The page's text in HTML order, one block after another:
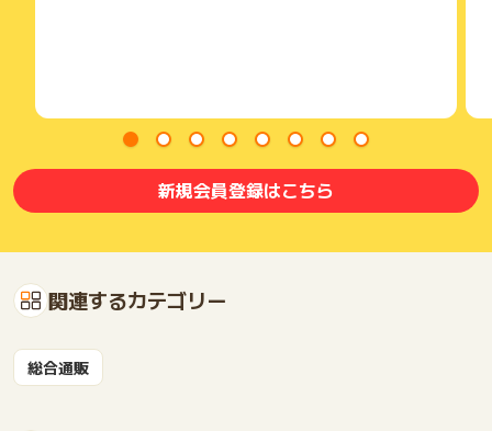
新規会員登録はこちら
関連するカテゴリー
総合通販